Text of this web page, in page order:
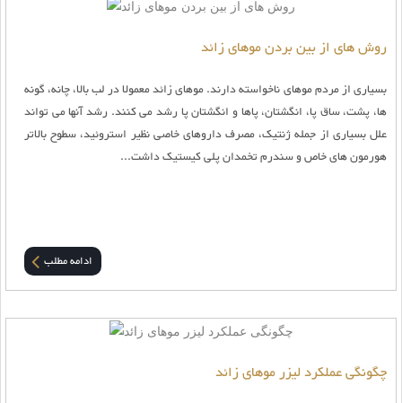
روش های از بین بردن موهای زائد
بسیاری از مردم موهای ناخواسته دارند. موهای زائد معمولا در لب بالا، چانه، گونه
ها، پشت، ساق پا، انگشتان، پاها و انگشتان پا رشد می کنند. رشد آنها می تواند
علل بسیاری از جمله ژنتیک، مصرف داروهای خاصی نظیر استروئید، سطوح بالاتر
هورمون های خاص و سندرم تخمدان پلی کیستیک داشت...
ادامه مطلب
چگونگی عملکرد لیزر موهای زائد